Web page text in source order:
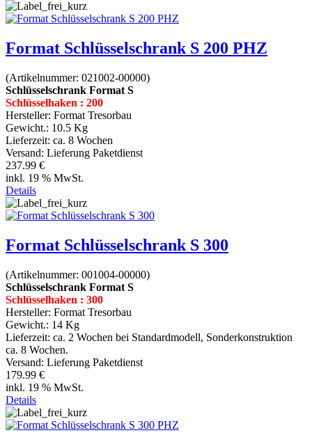
Format Schlüsselschrank S 200 PHZ
(Artikelnummer: 021002-00000)
Schlüsselschrank Format S
Schlüsselhaken : 200
Hersteller: Format Tresorbau
Gewicht.: 10.5 Kg
Lieferzeit: ca. 8 Wochen
Versand: Lieferung Paketdienst
237.99 €
inkl. 19 % MwSt.
Details
Format Schlüsselschrank S 300
(Artikelnummer: 001004-00000)
Schlüsselschrank Format S
Schlüsselhaken : 300
Hersteller: Format Tresorbau
Gewicht.: 14 Kg
Lieferzeit: ca. 2 Wochen bei Standardmodell, Sonderkonstruktion
ca. 8 Wochen.
Versand: Lieferung Paketdienst
179.99 €
inkl. 19 % MwSt.
Details